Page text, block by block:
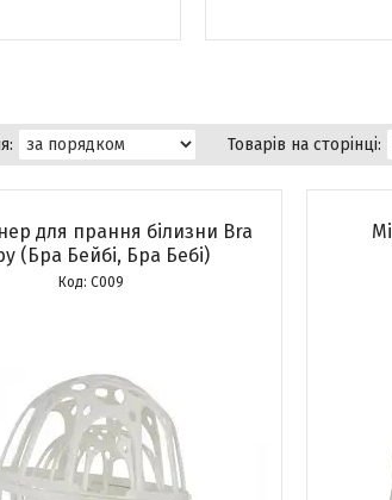
для прання білизни Bra
(Бра Бейбі, Бра Бебі)
C009